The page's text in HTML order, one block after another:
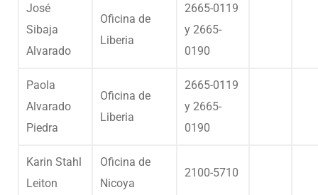
José
Sibaja
Alvarado
Oficina de
Liberia
2665-0119
y 2665-
0190
Paola
Alvarado
Piedra
Oficina de
Liberia
2665-0119
y 2665-
0190
Karin Stahl
Leiton
Oficina de
Nicoya
2100-5710